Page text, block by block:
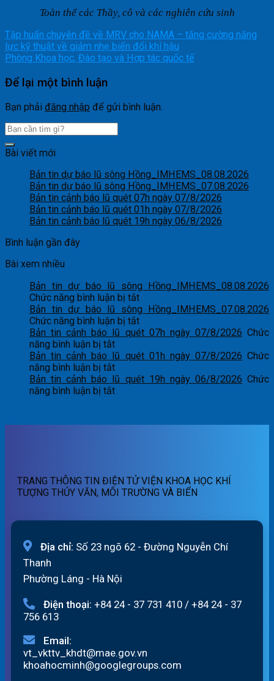
Toàn thể các Thầy, cô và các nghiên cứu sinh
Tập huấn chuyên đề về MRV cho NAMA – tăng cường năng
lực kỹ thuật về giảm nhẹ biến đổi khí hậu
Phòng Khoa học, Đào tạo và Hợp tác quốc tế
Để lại một bình luận
Bạn phải đăng nhập để gửi bình luận.
Bài viết mới
Bản tin dự báo lũ sông Hồng_IMHEMS_08.08.2026
Bản tin dự báo lũ sông Hồng_IMHEMS_07.08.2026
Bản tin cảnh báo lũ quét 07h ngày 07/8/2026
Bản tin cảnh báo lũ quét 01h ngày 07/8/2026
Bản tin cảnh báo lũ quét 19h ngày 06/8/2026
Bình luận gần đây
Bài xem nhiều
Bản tin dự báo lũ sông Hồng_IMHEMS_08.08.2026
Chức năng bình luận bị tắtở
Bản
tin
dự
lũ
Hồng_IMHEMS_08.08.2026
Bản tin dự báo lũ sông Hồng_IMHEMS_07.08.2026
Chức năng bình luận bị tắtở
Bản
dự
lũ
Bản tin cảnh báo lũ quét 07h ngày 07/8/2026 Chức
năng bình luận bị tắtở
Bản
tin
cảnh
báo
07h
Bản tin cảnh báo lũ quét 01h ngày 07/8/2026 Chức
năng bình luận bị tắtở
Bản
tin
lũ
Bản tin cảnh báo lũ quét 19h ngày 06/8/2026 Chức
năng bình luận bị tắtở
cảnh
ngày
06/8/2026
TRANG THÔNG TIN ĐIỆN TỬ VIỆN KHOA HỌC KHÍ
TƯỢNG THỦY VĂN, MÔI TRƯỜNG VÀ BIỂN
Địa chỉ: Số 23 ngõ 62 - Đường Nguyễn Chí
Thanh
Phường Láng - Hà Nội
Điện thoại: +84 24 - 37 731 410 / +84 24 - 37
756 613
Email:
vt_vkttv_khdt@mae.gov.vn
khoahocminh@googlegroups.com